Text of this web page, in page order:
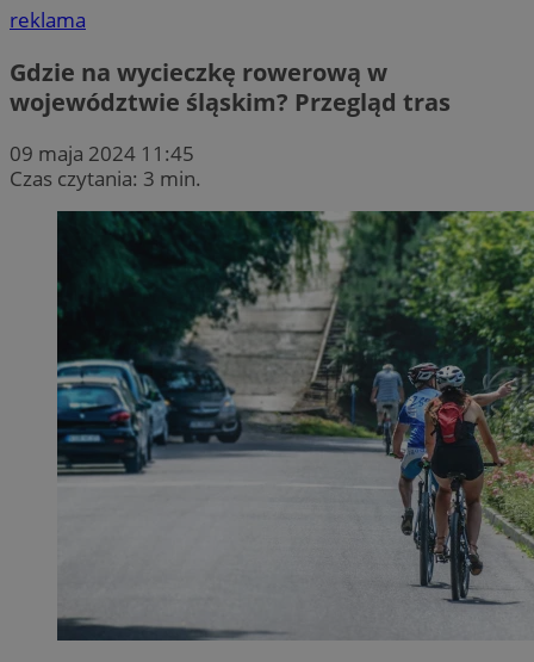
reklama
Gdzie na wycieczkę rowerową w
województwie śląskim? Przegląd tras
09 maja 2024 11:45
Czas czytania: 3 min.